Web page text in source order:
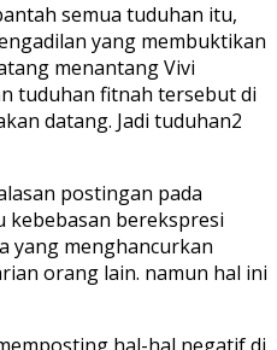
semua tuduhan itu,
yang membuktikan
menantang Vivi
tuduhan fitnah tersebut di
datang. Jadi tuduhan2
postingan pada
kebebasan berekspresi
yang menghancurkan
orang lain. namun hal ini